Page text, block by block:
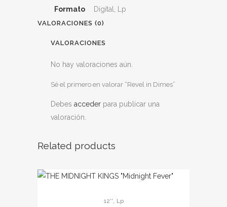
Formato Digital, Lp
VALORACIONES (0)
VALORACIONES
No hay valoraciones aún.
Sé el primero en valorar “Revel in Dimes”
Debes acceder para publicar una
valoración.
Related products
12'' Lp